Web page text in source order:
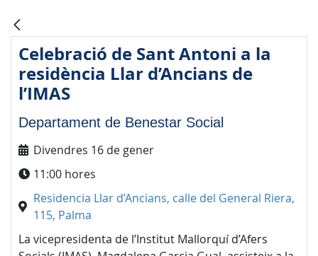
Celebració de Sant Antoni a la
residència Llar d’Ancians de
l’IMAS
Departament de Benestar Social
Divendres 16 de gener
11:00 hores
Residencia Llar d’Ancians, calle del General Riera,
115, Palma
La vicepresidenta de l’Institut Mallorquí d’Afers